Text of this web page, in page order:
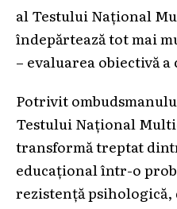
al Testului Național
îndepărtează tot mai
– evaluarea obiectivă
Potrivit
Testului Național
transformă treptat
educațional într-o
rezistență psihologică,